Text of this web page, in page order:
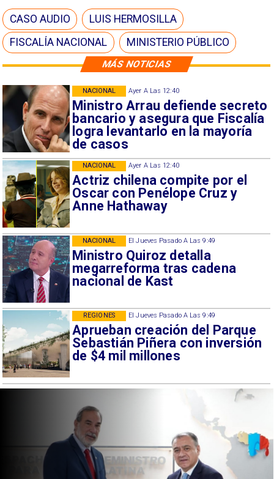
MÁS NOTICIAS
Ayer A Las 12:40
Ministro Arrau defiende secreto
bancario y asegura que Fiscalía
logra levantarlo en la mayoría
de casos
NACIONAL
Ayer A Las 12:40
Actriz chilena compite por el
Oscar con Penélope Cruz y
Anne Hathaway
NACIONAL
El Jueves Pasado A Las 9:49
Ministro Quiroz detalla
megarreforma tras cadena
nacional de Kast
NACIONAL
El Jueves Pasado A Las 9:49
Aprueban creación del Parque
Sebastián Piñera con inversión
de $4 mil millones
REGIONES
CASO AUDIO
LUIS HERMOSILLA
FISCALÍA NACIONAL
MINISTERIO PÚBLICO